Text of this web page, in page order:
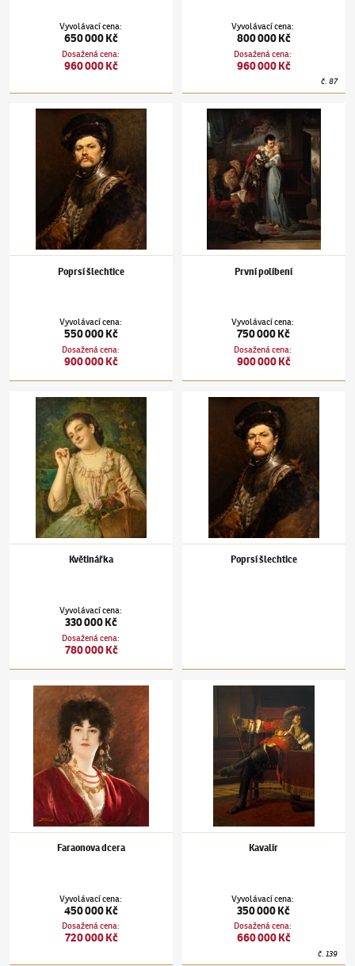
Vyvolávací cena:
650 000 Kč
Dosažená cena:
960 000 Kč
Vyvolávací cena:
800 000 Kč
Dosažená cena:
960 000 Kč
č.87
Václav Brožík(1851–1901)Poprsí šlechtice
Poprsí šlechtice
Vyvolávací cena:
550 000 Kč
Dosažená cena:
900 000 Kč
Václav Brožík(1851–1901)První políbení
První políbení
Vyvolávací cena:
750 000 Kč
Dosažená cena:
900 000 Kč
Václav Brožík(1851–1901)Květinářka
Květinářka
Vyvolávací cena:
330 000 Kč
Dosažená cena:
780 000 Kč
Václav Brožík(1851–1901)Poprsí šlechtice
Poprsí šlechtice
Václav Brožík(1851–1901)Faraonova dcera
Faraonova dcera
Vyvolávací cena:
450 000 Kč
Dosažená cena:
720 000 Kč
Václav Brožík(1851–1901)Kavalír
Kavalír
Vyvolávací cena:
350 000 Kč
Dosažená cena:
660 000 Kč
č. 139